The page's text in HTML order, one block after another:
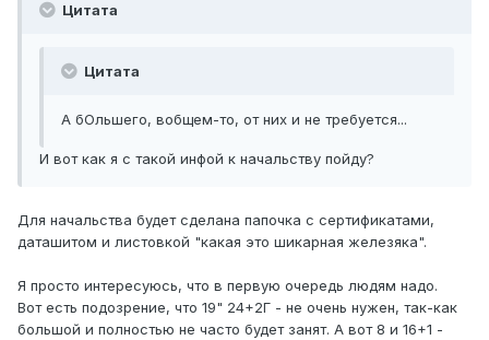
Цитата
Цитата
А бОльшего, вобщем-то, от них и не требуется...
И вот как я с такой инфой к начальству пойду?
Для начальства будет сделана папочка с сертификатами,
даташитом и листовкой "какая это шикарная железяка".
Я просто интересуюсь, что в первую очередь людям надо.
Вот есть подозрение, что 19" 24+2Г - не очень нужен, так-как
большой и полностью не часто будет занят. А вот 8 и 16+1 -